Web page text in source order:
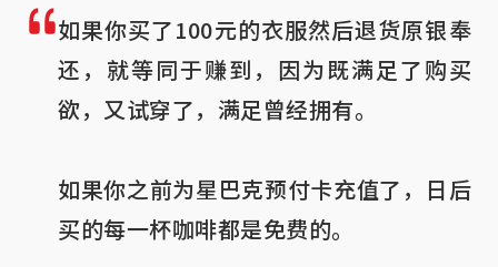
如果你买了100元的衣服然后退货原银奉
还，就等同于赚到，因为既满足了购买
欲，又试穿了，满足曾经拥有。
如果你之前为星巴克预付卡充值了，日后
买的每一杯咖啡都是免费的。